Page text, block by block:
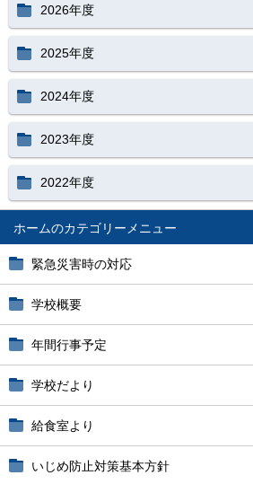
ホーム
緊急災害時の対応
学校概要
年間行事予定
学校だより
給食室より
いじめ防止対策基本方針
2026年度
2025年度
2024年度
2023年度
2022年度